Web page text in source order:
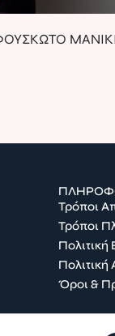
ΜΑΝΙΚΙ
Τρόποι
Τρόποι
Όροι &